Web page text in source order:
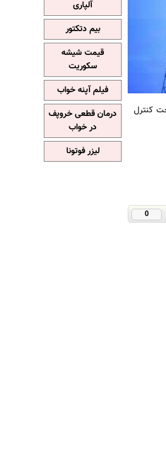
کنترل
0
آلپاری
بیم دتکتور
قیمت شیشه
سکوریت
فیلم آپنه خواب
درمان قطعی خروپف
در خواب
لیزر فوتونا